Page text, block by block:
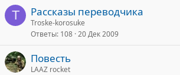
T Рассказы переводчика
Troske-korosuke
Ответы 108 20 Дек 2009
Повесть
LAAZ rocket